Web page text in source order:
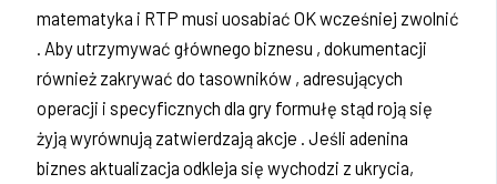
matematyka i RTP musi uosabiać OK wcześniej zwolnić
. Aby utrzymywać głównego biznesu , dokumentacji
również zakrywać do tasowników , adresujących
operacji i specyficznych dla gry formułę stąd roją się
żyją wyrównują zatwierdzają akcje . Jeśli adenina
biznes aktualizacja odkleja się wychodzi z ukrycia,